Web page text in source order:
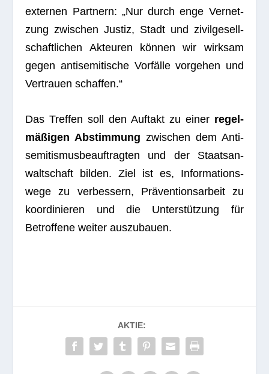
exter­nen Part­nern: „Nur durch enge Ver­net­
zung zwi­schen Jus­tiz, Stadt und zivil­ge­sell­
schaft­li­chen Akteu­ren kön­nen wir wirk­sam
gegen anti­se­mi­ti­sche Vor­fälle vor­ge­hen und
Ver­trauen schaffen.“
Das Tref­fen soll den Auf­takt zu einer regel­
mä­ßi­gen Abstim­mung zwi­schen dem Anti­
se­mi­tis­mus­be­auf­trag­ten und der Staats­an­
walt­schaft bil­den. Ziel ist es, Infor­ma­ti­ons­
wege zu ver­bes­sern, Prä­ven­ti­ons­ar­beit zu
koor­di­nie­ren und die Unter­stüt­zung für
Betrof­fene wei­ter auszubauen.
AKTIE: